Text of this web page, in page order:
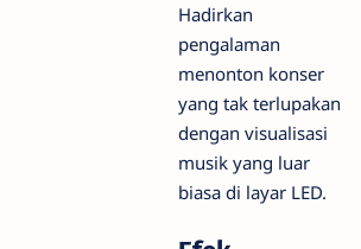
Hadirkan
pengalaman
menonton konser
yang tak terlupakan
dengan visualisasi
musik yang luar
biasa di layar LED.